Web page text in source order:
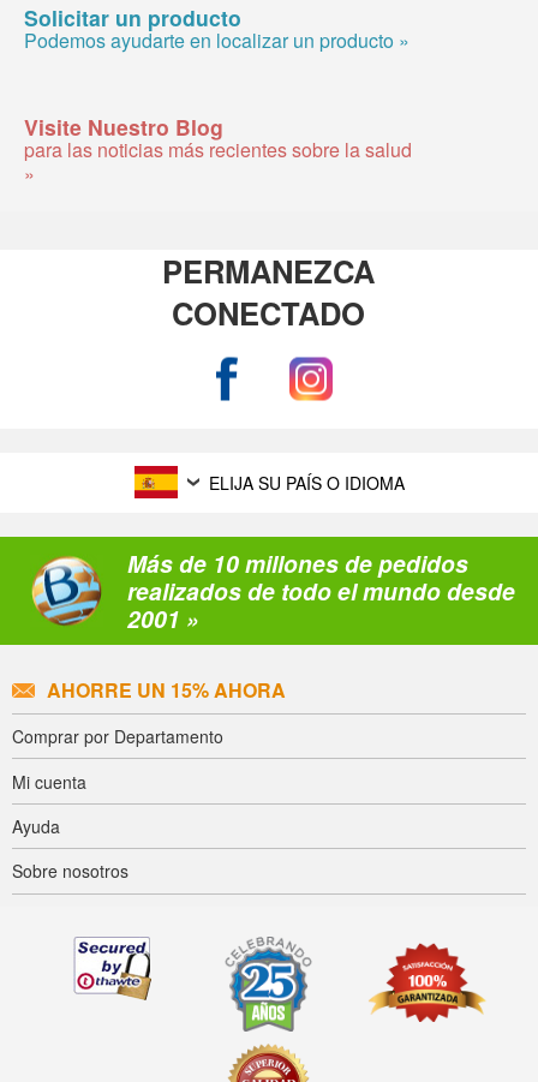
Solicitar un producto
Podemos ayudarte en localizar un producto »
Visite Nuestro Blog
para las noticias más recientes sobre la salud
»
PERMANEZCA
CONECTADO
ELIJA SU PAÍS O IDIOMA
Más de 10 millones de pedidos
realizados de todo el mundo desde
2001 »
AHORRE UN 15% AHORA
Comprar por Departamento
Mi cuenta
Ayuda
Sobre nosotros